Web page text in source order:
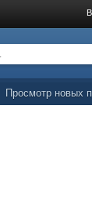
Просмотр новых